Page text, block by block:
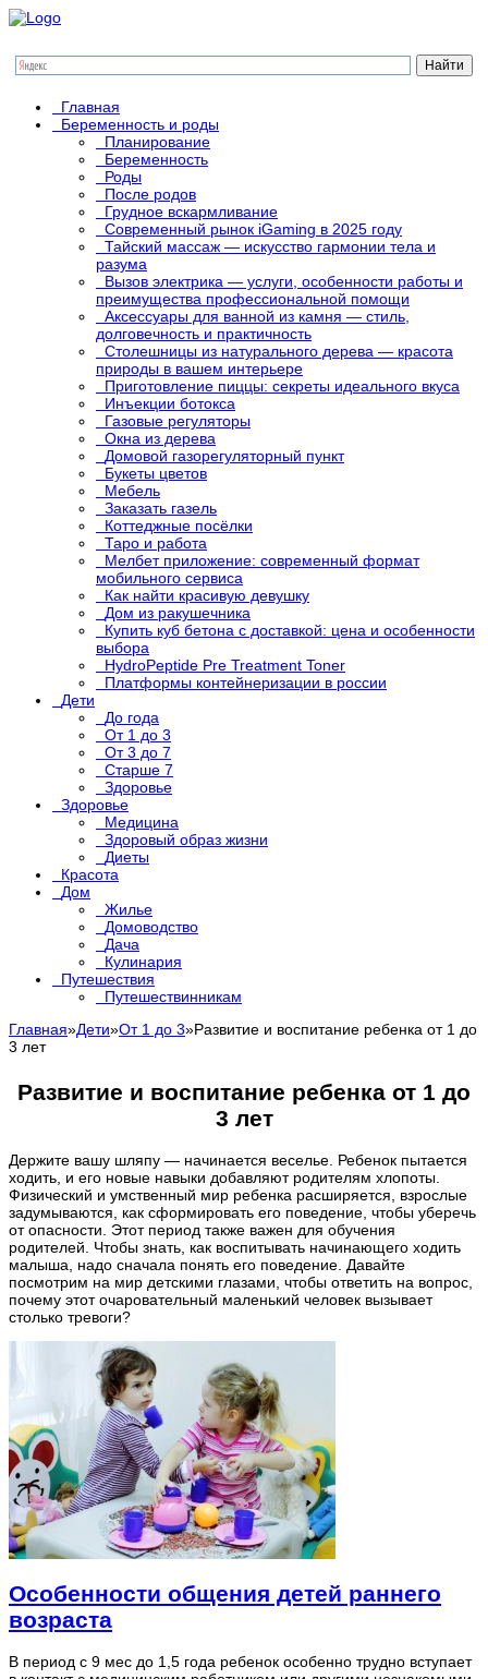
Главная
Беременность и роды
Планирование
Беременность
Роды
После родов
Грудное вскармливание
Современный рынок iGaming в 2025 году
Тайский массаж — искусство гармонии тела и
разума
Вызов электрика — услуги, особенности работы и
преимущества профессиональной помощи
Аксессуары для ванной из камня — стиль,
долговечность и практичность
Столешницы из натурального дерева — красота
природы в вашем интерьере
Приготовление пиццы: секреты идеального вкуса
Инъекции ботокса
Газовые регуляторы
Окна из дерева
Домовой газорегуляторный пункт
Букеты цветов
Мебель
Заказать газель
Коттеджные посёлки
Таро и работа
Мелбет приложение: современный формат
мобильного сервиса
Как найти красивую девушку
Дом из ракушечника
Купить куб бетона с доставкой: цена и особенности
выбора
HydroPeptide Pre Treatment Toner
Платформы контейнеризации в россии
Дети
До года
От 1 до 3
От 3 до 7
Старше 7
Здоровье
Здоровье
Медицина
Здоровый образ жизни
Диеты
Красота
Дом
Жилье
Домоводство
Дача
Кулинария
Путешествия
Путешествинникам
Главная»Дети»От 1 до 3»Развитие и воспитание ребенка от 1 до
3 лет
Развитие и воспитание ребенка от 1 до
3 лет
Держите вашу шляпу — начинается веселье. Ребенок пытается
ходить, и его новые навыки добавляют родителям хлопоты.
Физический и умственный мир ребенка расширяется, взрослые
задумываются, как сформировать его поведение, чтобы уберечь
от опасности. Этот период также важен для обучения
родителей. Чтобы знать, как воспитывать начинающего ходить
малыша, надо сначала понять его поведение. Давайте
посмотрим на мир детскими глазами, чтобы ответить на вопрос,
почему этот очаровательный маленький человек вызывает
столько тревоги?
Особенности общения детей раннего
возраста
В период с 9 мес до 1,5 года ребенок особенно трудно вступает